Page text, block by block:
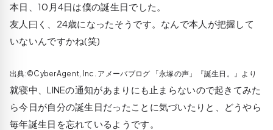
本日、10月4日は僕の誕生日でした。
友人曰く、24歳になったそうです。なんで本人が把握して
いないんですかね(笑)
出典:©CyberAgent, Inc. アメーバブログ 「永塚の声」『誕生日。』より
就寝中、LINEの通知があまりにも止まらないので起きてみた
ら今日が自分の誕生日だったことに気づいたりと、どうやら
毎年誕生日を忘れているようです。